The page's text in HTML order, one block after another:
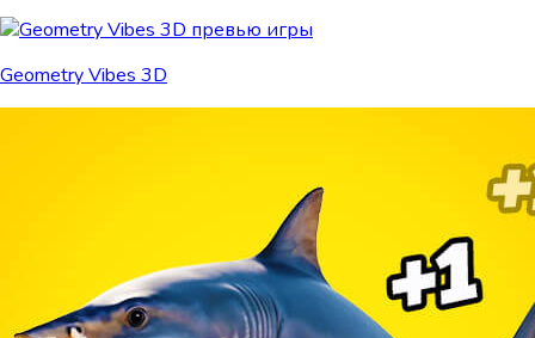
Geometry Vibes 3D